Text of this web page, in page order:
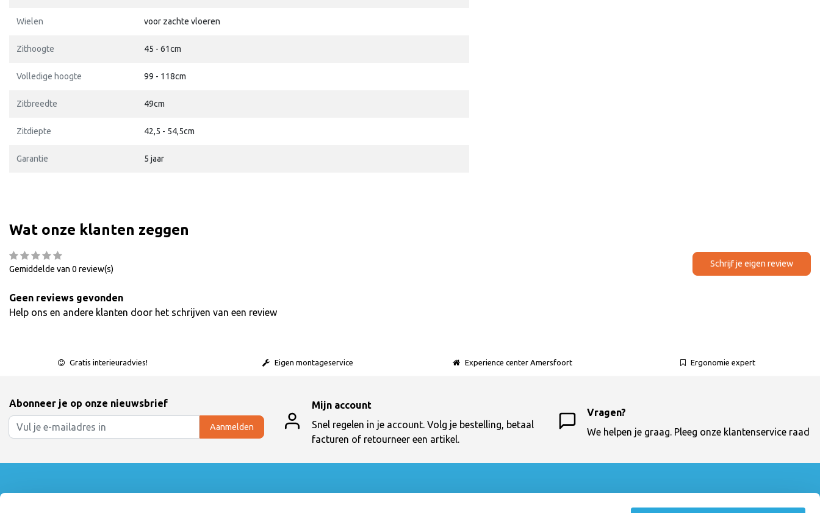
Wielen voor zachte vloeren
Zithoogte 45 - 61cm
Volledige hoogte 99 - 118cm
Zitbreedte 49cm
Zitdiepte 42,5 - 54,5cm
Garantie 5 jaar
Wat onze klanten zeggen
Gemiddelde van 0 review(s)
Schrijf je eigen review
Geen reviews gevonden
Help ons en andere klanten door het schrijven van een review
Gratis interieuradvies! Eigen montageservice Experience center Amersfoort Ergonomie expert
Abonneer je op onze nieuwsbrief
Aanmelden
Mijn account
Snel regelen in je account. Volg je bestelling, betaal
facturen of retourneer een artikel.
Vragen?
We helpen je graag. Pleeg onze klantenservice raad